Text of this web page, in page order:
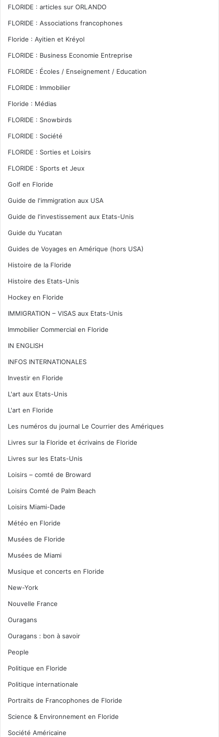
FLORIDE : articles sur ORLANDO
FLORIDE : Associations francophones
Floride : Ayitien et Kréyol
FLORIDE : Business Economie Entreprise
FLORIDE : Écoles / Enseignement / Education
FLORIDE : Immobilier
Floride : Médias
FLORIDE : Snowbirds
FLORIDE : Société
FLORIDE : Sorties et Loisirs
FLORIDE : Sports et Jeux
Golf en Floride
Guide de l'immigration aux USA
Guide de l'investissement aux Etats-Unis
Guide du Yucatan
Guides de Voyages en Amérique (hors USA)
Histoire de la Floride
Histoire des Etats-Unis
Hockey en Floride
IMMIGRATION – VISAS aux Etats-Unis
Immobilier Commercial en Floride
IN ENGLISH
INFOS INTERNATIONALES
Investir en Floride
L'art aux Etats-Unis
L'art en Floride
Les numéros du journal Le Courrier des Amériques
Livres sur la Floride et écrivains de Floride
Livres sur les Etats-Unis
Loisirs – comté de Broward
Loisirs Comté de Palm Beach
Loisirs Miami-Dade
Météo en Floride
Musées de Floride
Musées de Miami
Musique et concerts en Floride
New-York
Nouvelle France
Ouragans
Ouragans : bon à savoir
People
Politique en Floride
Politique internationale
Portraits de Francophones de Floride
Science & Environnement en Floride
Société Américaine